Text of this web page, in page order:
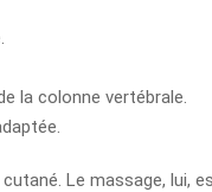
la colonne vertébrale.
Le massage, lui,